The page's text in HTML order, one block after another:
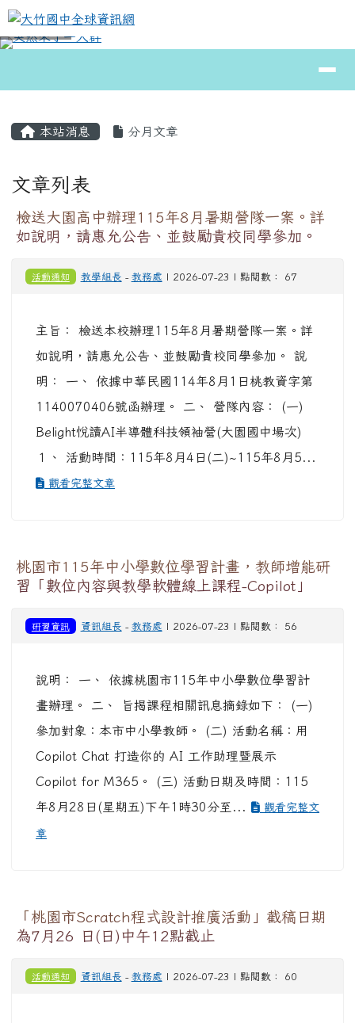
跳至主內容區
大竹國中全球資訊網
⏸
本站消息 分月文章
文章列表
檢送大園高中辦理115年8月暑期營隊一案。詳
如說明，請惠允公告、並鼓勵貴校同學參加。
活動通知 教學組長 - 教務處 | 2026-07-23 | 點閱數： 67
主旨： 檢送本校辦理115年8月暑期營隊一案。詳
如說明，請惠允公告、並鼓勵貴校同學參加。 說
明： 一、 依據中華民國114年8月1日桃教資字第
1140070406號函辦理。 二、 營隊內容： (一)
Belight悅讀AI半導體科技領袖營(大園國中場次)
１、 活動時間：115年8月4日(二)~115年8月5...
觀看完整文章
桃園市115年中小學數位學習計畫，教師增能研
習「數位內容與教學軟體線上課程-Copilot」
研習資訊 資訊組長 - 教務處 | 2026-07-23 | 點閱數： 56
說明： 一、 依據桃園市115年中小學數位學習計
畫辦理。 二、 旨揭課程相關訊息摘錄如下： (一)
參加對象：本市中小學教師。 (二) 活動名稱：用
Copilot Chat 打造你的 AI 工作助理暨展示
Copilot for M365。 (三) 活動日期及時間：115
年8月28日(星期五)下午1時30分至...
觀看完整文
章
「桃園市Scratch程式設計推廣活動」截稿日期
為7月26 日(日)中午12點截止
活動通知 資訊組長 - 教務處 | 2026-07-23 | 點閱數： 60